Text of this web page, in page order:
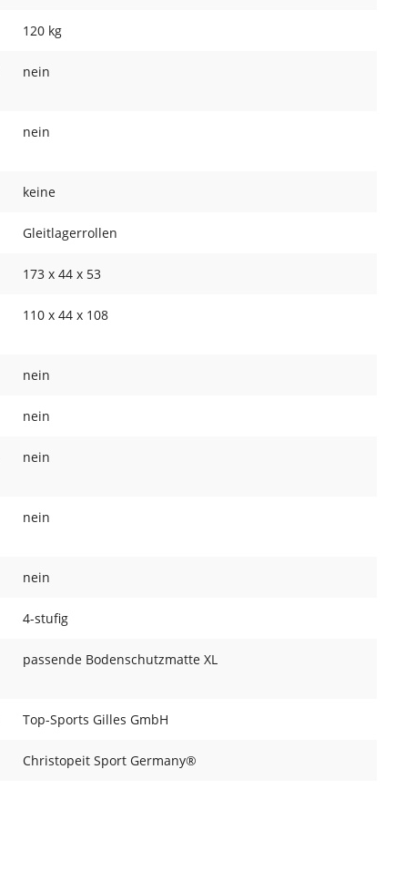
120 kg
nein
nein
keine
Gleitlagerrollen
173 x 44 x 53
110 x 44 x 108
nein
nein
nein
nein
nein
4-stufig
passende Bodenschutzmatte XL
Top-Sports Gilles GmbH
Christopeit Sport Germany®